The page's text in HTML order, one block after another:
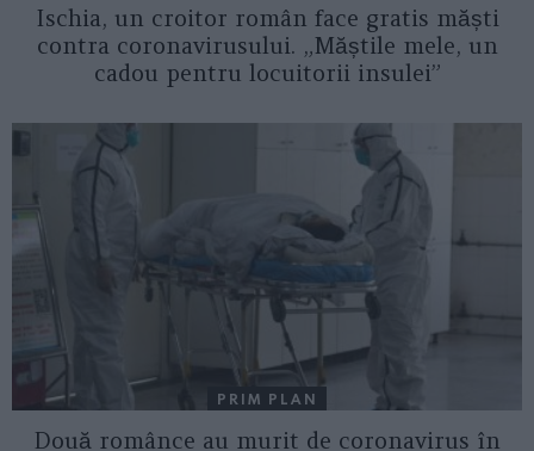
Ischia, un croitor român face gratis măști
contra coronavirusului. „Măștile mele, un
cadou pentru locuitorii insulei”
PRIM PLAN
Două românce au murit de coronavirus în